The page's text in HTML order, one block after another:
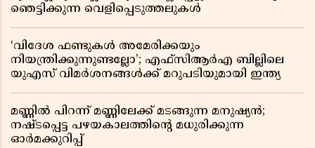
ഞെട്ടിക്കുന്ന വെളിപ്പെടുത്തലുകൾ
‘വിദേശ ഫണ്ടുകൾ അമേരിക്കയും
നിയന്ത്രിക്കുന്നുണ്ടല്ലോ’; എഫ്സിആർഎ ബില്ലിലെ
യുഎസ് വിമർശനങ്ങൾക്ക് മറുപടിയുമായി ഇന്ത്യ
മണ്ണിൽ പിറന്ന് മണ്ണിലേക്ക് മടങ്ങുന്ന മനുഷ്യൻ;
നഷ്ടപ്പെട്ട പഴയകാലത്തിൻ്റെ മധുരിക്കുന്ന
ഓർമക്കുറിപ്പ്